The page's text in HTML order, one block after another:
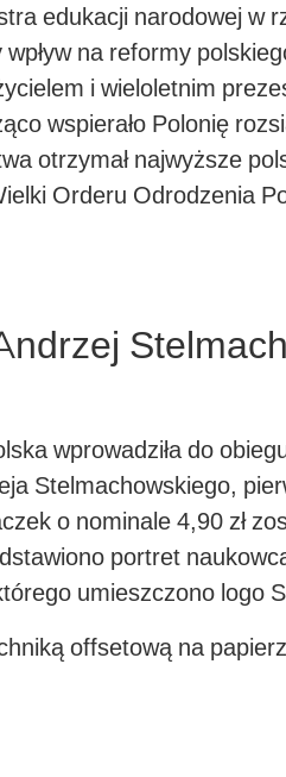
edukacji narodowej w
na reformy
i wieloletnim
wspierało Polonię
otrzymał najwyższe
Orderu Odrodzenia
wprowadziła do
Stelmachowskiego,
o nominale 4,90 zł
portret
umieszczono logo
offsetową na